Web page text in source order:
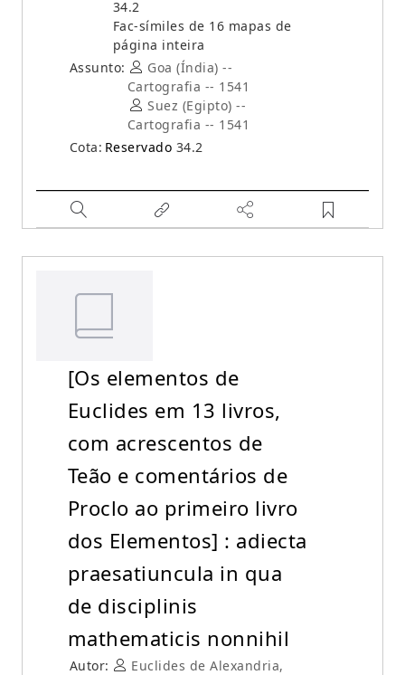
34.2
Fac-símiles de 16 mapas de
página inteira
Assunto:
Goa (Índia) --
Cartografia -- 1541
Suez (Egipto) --
Cartografia -- 1541
Cota: Reservado 34.2
[Os elementos de
Euclides em 13 livros,
com acrescentos de
Teão e comentários de
Proclo ao primeiro livro
dos Elementos] : adiecta
praesatiuncula in qua
de disciplinis
mathematicis nonnihil
Autor:
Euclides de Alexandria,